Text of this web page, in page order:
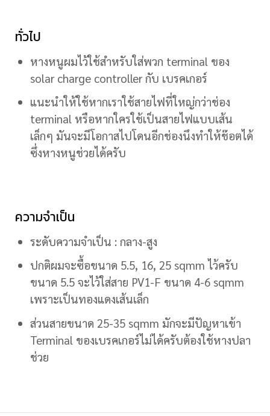
ทั่วไป
หางหนูผมไว้ใช้สำหรับใส่พวก terminal ของ
solar charge controller กับ เบรคเกอร์
แนะนำให้ใช้หากเราใช้สายไฟที่ใหญ่กว่าช่อง
terminal หรือหากใครใช้เป็นสายไฟแบบเส้น
เล็กๆ มันจะมีโอกาสไปโดนอีกช่องนึงทำให้ช๊อตได้
ซึ่งหางหนูช่วยได้ครับ
ความจำเป็น
ระดับความจำเป็น : กลาง-สูง
ปกติผมจะซื้อขนาด 5.5, 16, 25 sqmm ไว้ครับ
ขนาด 5.5 จะไว้ใส่สาย PV1-F ขนาด 4-6 sqmm
เพราะเป็นทองแดงเส้นเล็ก
ส่วนสายขนาด 25-35 sqmm มักจะมีปัญหาเข้า
Terminal ของเบรคเกอร์ไม่ได้ครับต้องใช้หางปลา
ช่วย